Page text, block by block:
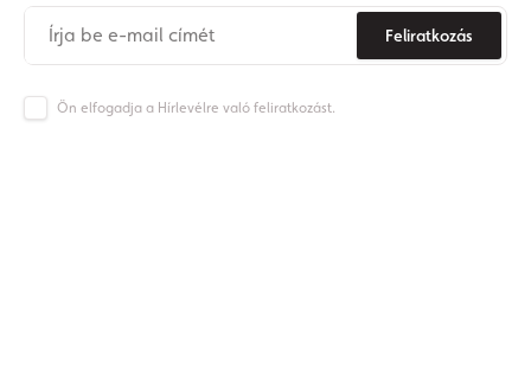
Feliratkozás
Ön elfogadja a Hírlevélre való feliratkozást.